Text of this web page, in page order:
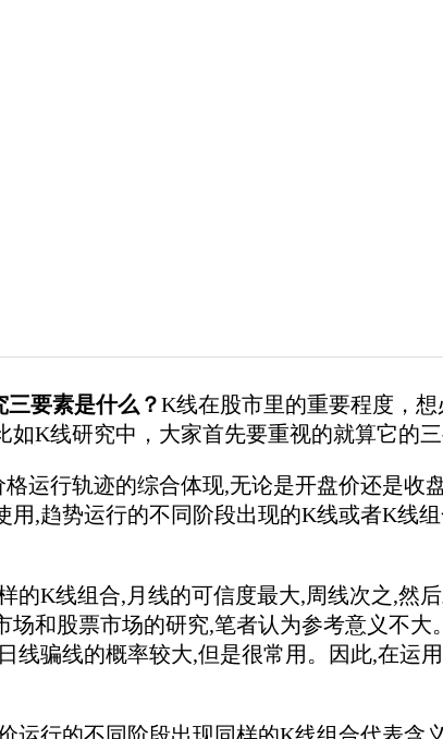
要素是什么？K线在股市里的重要程度，
如K线研究中，大家首先要重视的就算它的
行轨迹的综合体现,无论是开盘价还是收
用,趋势运行的不同阶段出现的K线或者K线
K线组合,月线的可信度最大,周线次之,然后
场和股票市场的研究,笔者认为参考意义不
线骗线的概率较大,但是很常用。因此,在运